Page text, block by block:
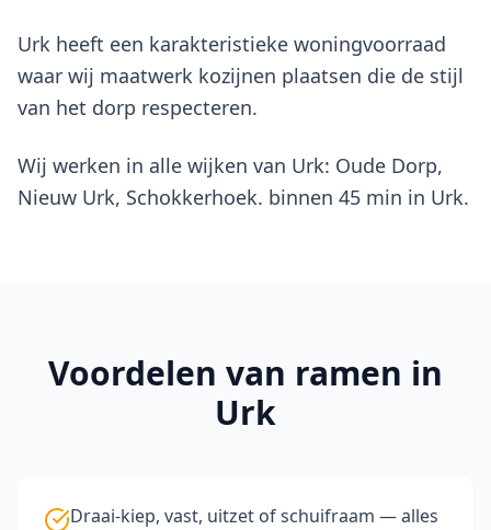
Urk heeft een karakteristieke woningvoorraad
waar wij maatwerk kozijnen plaatsen die de stijl
van het dorp respecteren.
Wij werken in alle wijken van Urk: Oude Dorp,
Nieuw Urk, Schokkerhoek. binnen 45 min in Urk.
Voordelen van ramen in
Urk
Draai-kiep, vast, uitzet of schuifraam — alles